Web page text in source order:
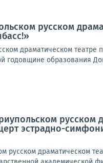
русском
драматическом театре
годовщине образования
русском
эстрадно-
драматическом